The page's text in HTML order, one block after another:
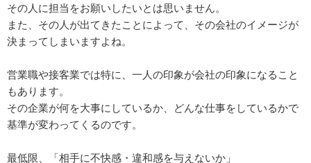
その人に担当をお願いしたいとは思いません。
また、その人が出てきたことによって、その会社のイメージが
決まってしまいますよね。
営業職や接客業では特に、一人の印象が会社の印象になること
もあります。
その企業が何を大事にしているか、どんな仕事をしているかで
基準が変わってくるのです。
最低限、「相手に不快感・違和感を与えないか」